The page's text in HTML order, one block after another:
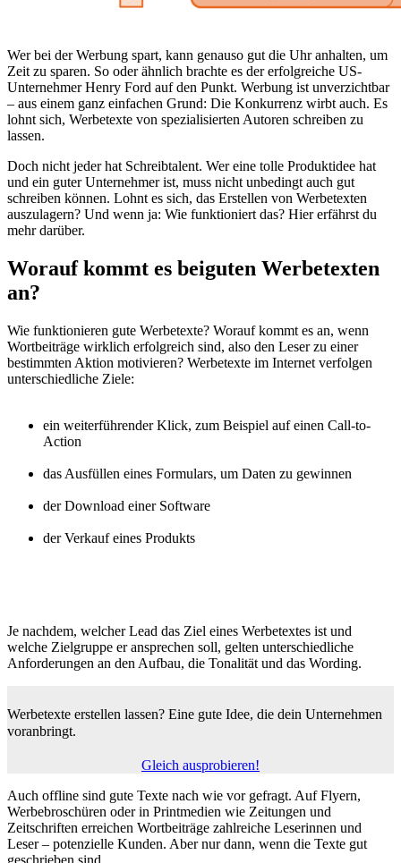
Wer bei der Werbung spart, kann genauso gut die Uhr anhalten, um
Zeit zu sparen. So oder ähnlich brachte es der erfolgreiche US-
Unternehmer Henry Ford auf den Punkt. Werbung ist unverzichtbar
– aus einem ganz einfachen Grund: Die Konkurrenz wirbt auch. Es
lohnt sich, Werbetexte von spezialisierten Autoren schreiben zu
lassen.
Doch nicht jeder hat Schreibtalent. Wer eine tolle Produktidee hat
und ein guter Unternehmer ist, muss nicht unbedingt auch gut
schreiben können. Lohnt es sich, das Erstellen von Werbetexten
auszulagern? Und wenn ja: Wie funktioniert das? Hier erfährst du
mehr darüber.
Worauf kommt es beiguten Werbetexten
an?
Wie funktionieren gute Werbetexte? Worauf kommt es an, wenn
Wortbeiträge wirklich erfolgreich sind, also den Leser zu einer
bestimmten Aktion motivieren? Werbetexte im Internet verfolgen
unterschiedliche Ziele:
ein weiterführender Klick, zum Beispiel auf einen Call-to-
Action
das Ausfüllen eines Formulars, um Daten zu gewinnen
der Download einer Software
der Verkauf eines Produkts
Je nachdem, welcher Lead das Ziel eines Werbetextes ist und
welche Zielgruppe er ansprechen soll, gelten unterschiedliche
Anforderungen an den Aufbau, die Tonalität und das Wording.
Werbetexte erstellen lassen? Eine gute Idee, die dein Unternehmen
voranbringt.
Gleich ausprobieren!
Auch offline sind gute Texte nach wie vor gefragt. Auf Flyern,
Werbebroschüren oder in Printmedien wie Zeitungen und
Zeitschriften erreichen Wortbeiträge zahlreiche Leserinnen und
Leser – potenzielle Kunden. Aber nur dann, wenn die Texte gut
geschrieben sind.